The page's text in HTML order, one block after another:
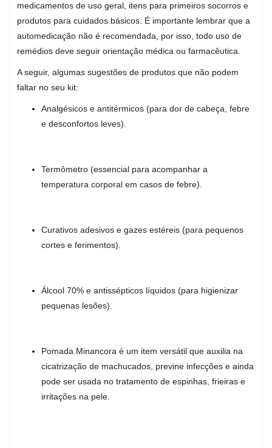
medicamentos de uso geral, itens para primeiros socorros e
produtos para cuidados básicos. É importante lembrar que a
automedicação não é recomendada, por isso, todo uso de
remédios deve seguir orientação médica ou farmacêutica.
A seguir, algumas sugestões de produtos que não podem
faltar no seu kit:
Analgésicos e antitérmicos (para dor de cabeça, febre
e desconfortos leves).
Termômetro (essencial para acompanhar a
temperatura corporal em casos de febre).
Curativos adesivos e gazes estéreis (para pequenos
cortes e ferimentos).
Álcool 70% e antissépticos líquidos (para higienizar
pequenas lesões).
Pomada Minancora é um item versátil que auxilia na
cicatrização de machucados, previne infecções e ainda
pode ser usada no tratamento de espinhas, frieiras e
irritações na pele.